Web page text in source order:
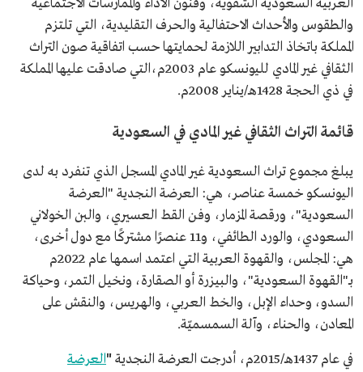
العربية السعودية الشفوية، وفنون الأداء والممارسات الاجتماعية
والطقوس والأحداث الاحتفالية والحرف التقليدية، التي تلتزم
المملكة باتخاذ التدابير اللازمة لحمايتها حسب اتفاقية صون التراث
الثقافي غير المادي لليونسكو عام 2003م،التي صادقت عليها المملكة
في ذي الحجة 1428هـ/يناير 2008م.
قائمة التراث الثقافي غير المادي في السعودية
يبلغ مجموع تراث السعودية غير المادي المسجل الذي تنفرد به لدى
اليونسكو خمسة عناصر، هي: العرضة النجدية "العرضة
السعودية"، ورقصة المزمار، وفن القط العسيري، والبن الخولاني
السعودي، والورد الطائفي، و11 عنصرًا مشتركًا مع دول أخرى،
هي: المجلس، والقهوة العربية التي اعتمد اسمها عام 2022م
بـ"القهوة السعودية"، والبيزرة أو الصقارة، ونخيل التمر، وحياكة
السدو، وحداء الإبل، والخط العربي، والهريس، والنقش على
المعادن، والحناء، وآلة السمسميّة.
في عام 1437هـ/2015م، أدرجت العرضة النجدية"العرضة